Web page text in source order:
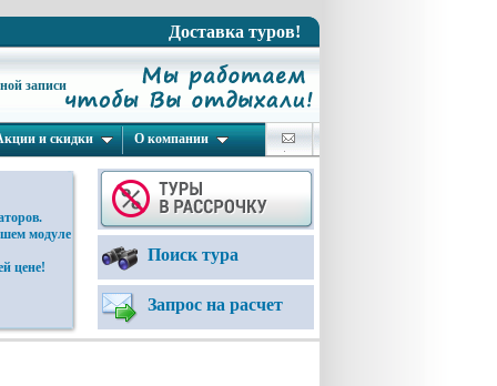
Доставка туров!
записи
и скидки О компании
модуле
цене!
Поиск тура
Запрос на расчет